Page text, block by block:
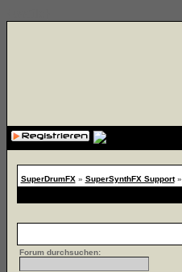
SuperDrumFX» SuperSynthFX Support»
Forum durchsuchen: